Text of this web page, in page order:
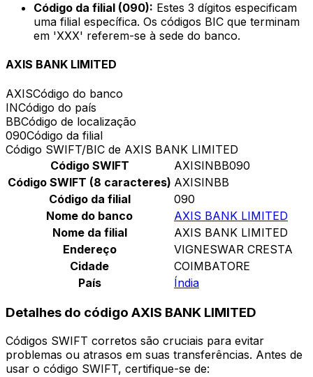
Código da filial (090): Estes 3 dígitos especificam
uma filial específica. Os códigos BIC que terminam
em 'XXX' referem-se à sede do banco.
AXIS BANK LIMITED
AXISCódigo do banco
INCódigo do país
BBCódigo de localização
090Código da filial
Código SWIFT/BIC de AXIS BANK LIMITED
Código SWIFT
AXISINBB090
Código SWIFT (8 caracteres) AXISINBB
Código da filial
090
Nome do banco
AXIS BANK LIMITED
Nome da filial
AXIS BANK LIMITED
Endereço
VIGNESWAR CRESTA
Cidade
COIMBATORE
País
Índia
Detalhes do código AXIS BANK LIMITED
Códigos SWIFT corretos são cruciais para evitar
problemas ou atrasos em suas transferências. Antes de
usar o código SWIFT, certifique-se de: